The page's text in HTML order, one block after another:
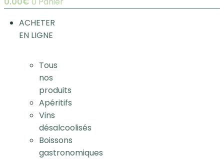
ACHETER
EN LIGNE
Tous
nos
produits
Apéritifs
Vins
désalcoolisés
Boissons
gastronomiques